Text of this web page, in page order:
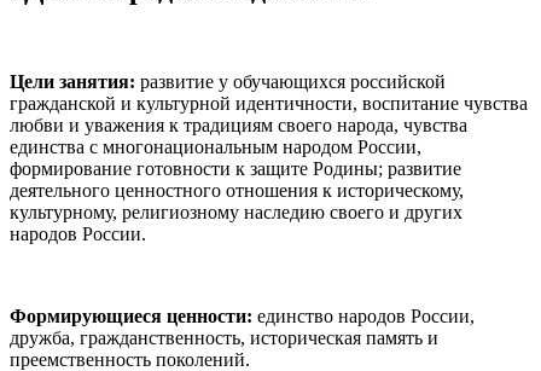
Цели занятия: развитие у обучающихся российской
гражданской и культурной идентичности, воспитание чувства
любви и уважения к традициям своего народа, чувства
единства с многонациональным народом России,
формирование готовности к защите Родины; развитие
деятельного ценностного отношения к историческому,
культурному, религиозному наследию своего и других
народов России.
Формирующиеся ценности: единство народов России,
дружба, гражданственность, историческая память и
преемственность поколений.